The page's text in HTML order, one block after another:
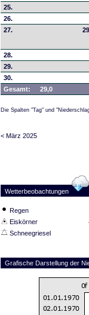
25.
26.
27.
28.
29.
30.
Gesamt:
29,0
Die Spalten "Tag" und
< März 2025
Wetterbeobachtungen
Regen
Eiskörner
Schneegriesel
Grafische Darstellung der